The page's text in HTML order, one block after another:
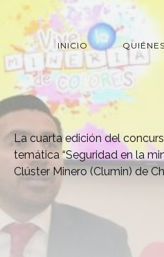
INICIO
La cuarta edición del
temática “Seguridad en la
Clúster Minero (Clumin) de